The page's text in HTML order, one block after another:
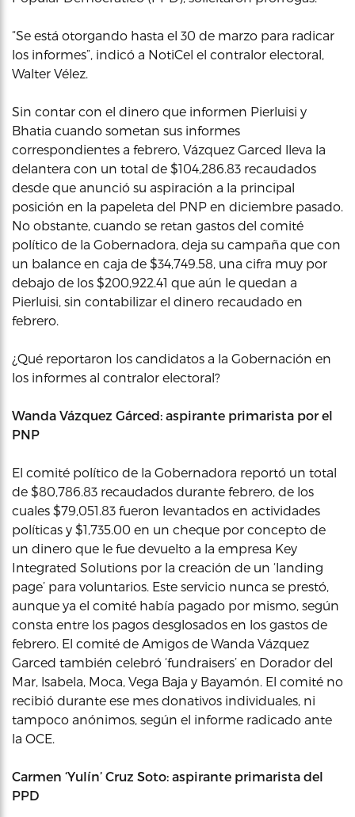
“Se está otorgando hasta el 30 de marzo para radicar
los informes”, indicó a NotiCel el contralor electoral,
Walter Vélez.
Sin contar con el dinero que informen Pierluisi y
Bhatia cuando sometan sus informes
correspondientes a febrero, Vázquez Garced lleva la
delantera con un total de $104,286.83 recaudados
desde que anunció su aspiración a la principal
posición en la papeleta del PNP en diciembre pasado.
No obstante, cuando se retan gastos del comité
político de la Gobernadora, deja su campaña que con
un balance en caja de $34,749.58, una cifra muy por
debajo de los $200,922.41 que aún le quedan a
Pierluisi, sin contabilizar el dinero recaudado en
febrero.
¿Qué reportaron los candidatos a la Gobernación en
los informes al contralor electoral?
Wanda Vázquez Gárced: aspirante primarista por el
PNP
El comité político de la Gobernadora reportó un total
de $80,786.83 recaudados durante febrero, de los
cuales $79,051.83 fueron levantados en actividades
políticas y $1,735.00 en un cheque por concepto de
un dinero que le fue devuelto a la empresa Key
Integrated Solutions por la creación de un ‘landing
page’ para voluntarios. Este servicio nunca se prestó,
aunque ya el comité había pagado por mismo, según
consta entre los pagos desglosados en los gastos de
febrero. El comité de Amigos de Wanda Vázquez
Garced también celebró ‘fundraisers’ en Dorador del
Mar, lsabela, Moca, Vega Baja y Bayamón. El comité no
recibió durante ese mes donativos individuales, ni
tampoco anónimos, según el informe radicado ante
la OCE.
Carmen ‘Yulín’ Cruz Soto: aspirante primarista del
PPD